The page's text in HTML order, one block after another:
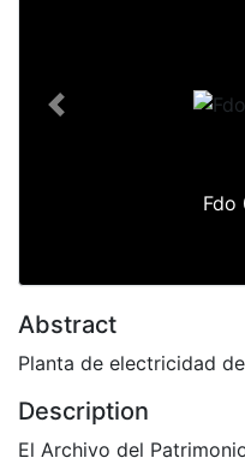
Fdo
Previous
Abstract
Planta de electricidad
Description
El Archivo del